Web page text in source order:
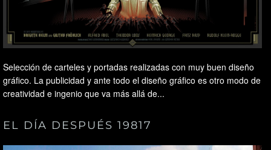
Selección de carteles y portadas realizadas con muy buen diseño
gráfico. La publicidad y ante todo el diseño gráfico es otro modo de
creatividad e ingenio que va más allá de...
EL DÍA DESPUÉS 19817